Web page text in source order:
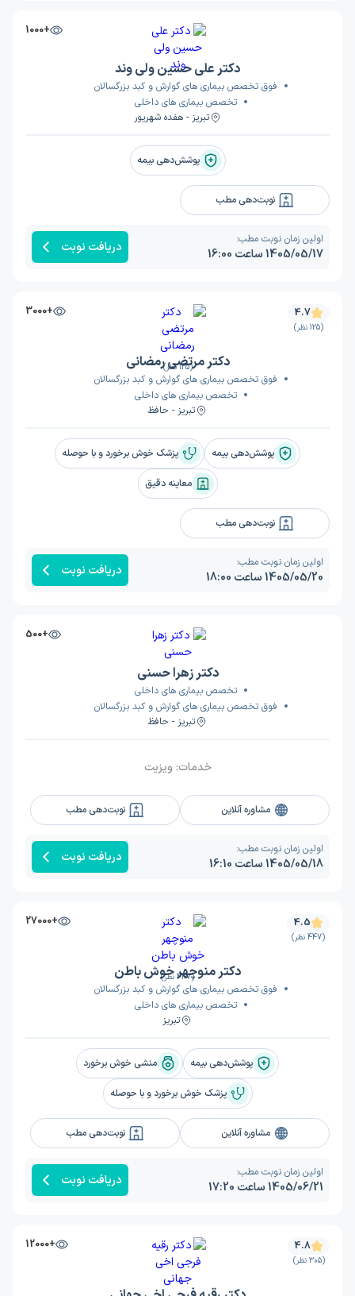
+1000
دکتر علی حسین ولی وند
فوق تخصص بیماری های گوارش و کبد بزرگسالان
تخصص بیماری های داخلی
تبریز - هفده شهریور
پوشش‌دهی بیمه
نوبت‌دهی مطب
اولین زمان نوبت مطب:
1405/05/17 ساعت 16:00 دریافت نوبت
(125 نظر)
+3000 4.7
(125 نظر)
دکتر مرتضی رمضانی
فوق تخصص بیماری های گوارش و کبد بزرگسالان
تخصص بیماری های داخلی
تبریز - حافظ
پوشش‌دهی بیمه پزشک خوش برخورد و با حوصله
معاینه دقیق
نوبت‌دهی مطب
اولین زمان نوبت مطب:
1405/05/20 ساعت 18:00 دریافت نوبت
+500
دکتر زهرا حسنی
تخصص بیماری های داخلی
فوق تخصص بیماری های گوارش و کبد بزرگسالان
تبریز - حافظ
خدمات:ویزیت
مشاوره آنلاین نوبت‌دهی مطب
اولین زمان نوبت مطب:
1405/05/18 ساعت 16:10 دریافت نوبت
(447 نظر)
+27000 4.5
(447 نظر)
دکتر منوچهر خوش باطن
فوق تخصص بیماری های گوارش و کبد بزرگسالان
تخصص بیماری های داخلی
تبریز
پوشش‌دهی بیمه منشی خوش برخورد
پزشک خوش برخورد و با حوصله
مشاوره آنلاین نوبت‌دهی مطب
اولین زمان نوبت مطب:
1405/06/21 ساعت 17:20 دریافت نوبت
+12000 4.8
(305 نظر)